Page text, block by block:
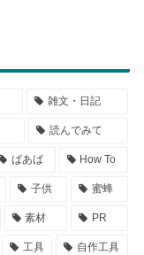
雑文・日記
読んでみて
ばあば How To
子供 蜜蜂
素材 PR
工具 自作工具